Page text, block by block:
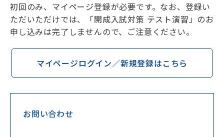
初回のみ、マイページ登録が必要です。なお、登録い
ただいただけでは、「開成入試対策 テスト演習」のお
申し込みは完了しませんので、ご注意ください。
マイページログイン／新規登録はこちら
お問い合わせ